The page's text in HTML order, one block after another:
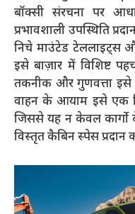
बॉक्सी संरचना पर
प्रभावशाली उपस्थिति
निचे माउंटेड टेललाइट्स
इसे बाज़ार में विशिष्ट
तकनीक और गुणवत्ता इसे
वाहन के आयाम इसे एक
जिससे यह न केवल कार्गो
विस्तृत कैबिन स्पेस प्रदान